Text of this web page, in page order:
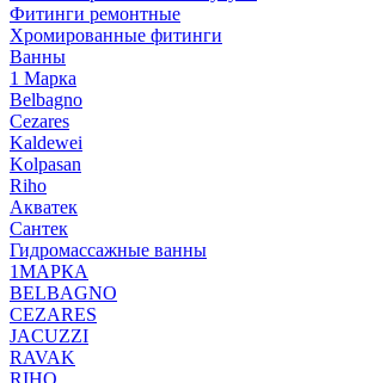
Фитинги ремонтные
Хромированные фитинги
Ванны
1 Марка
Belbagno
Cezares
Kaldewei
Kolpasan
Riho
Акватек
Сантек
Гидромассажные ванны
1МАРКА
BELBAGNO
CEZARES
JACUZZI
RAVAK
RIHO